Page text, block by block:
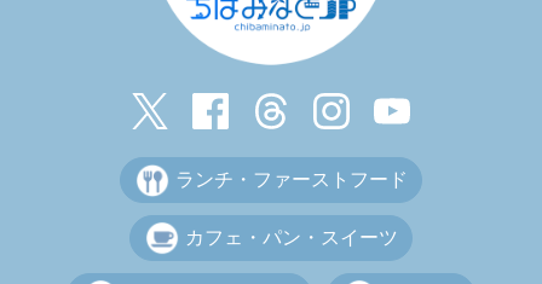
ランチ・ファーストフード
カフェ・パン・スイーツ